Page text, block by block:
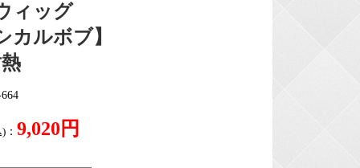
ィッグ
カルボブ】
) ： 9,020円